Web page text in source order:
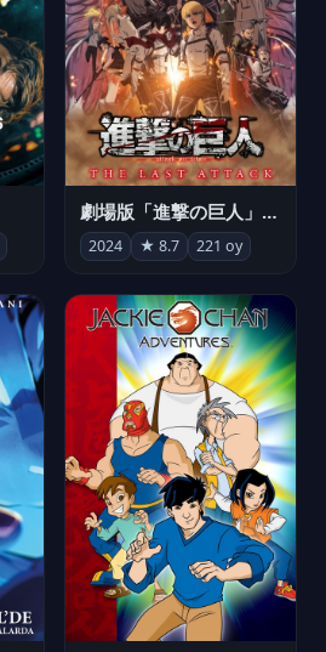
劇場版「進撃の巨人」完結編 THE LAST ATTACK
2024 ★ 8.7 221 oy